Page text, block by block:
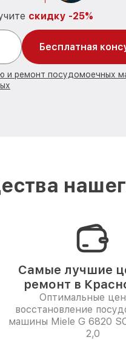
скидку -25%
Бесплатная
и ремонт посудомоечных
Самые лучшие
ремонт в
Оптимальные
восстановление
машины Miele G 6820
2,0